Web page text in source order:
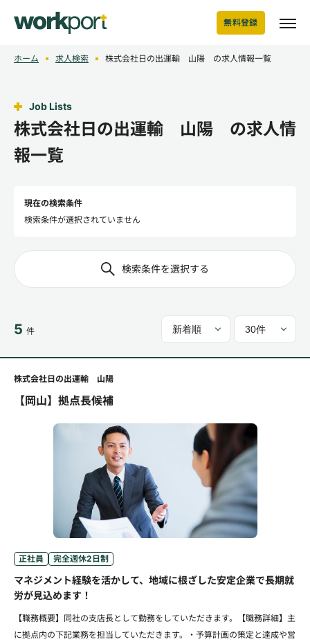
無料登録
ホーム 求人検索 株式会社日の出運輸 山陽 の求人情報一覧
Job Lists
株式会社日の出運輸 山陽 の求人情
報一覧
現在の検索条件
検索条件が選択されていません
検索条件を選択する
5 件
株式会社日の出運輸 山陽
【岡山】拠点長候補
正社員 完全週休2日制
マネジメント経験を活かして、地域に根ざした安定企業で長期就
労が見込めます！
【職務概要】同社の支店長として勤務をしていただきます。【職務詳細】主
に拠点内の下記業務を担当していただきます。・予算計画の策定と達成や営